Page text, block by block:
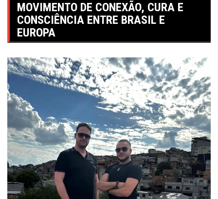
MOVIMENTO DE CONEXÃO, CURA E
CONSCIÊNCIA ENTRE BRASIL E
EUROPA